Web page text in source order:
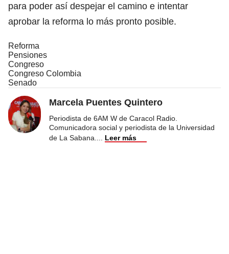
para poder así despejar el camino e intentar
aprobar la reforma lo más pronto posible.
Reforma
Pensiones
Congreso
Congreso Colombia
Senado
Marcela Puentes Quintero
Periodista de 6AM W de Caracol Radio.
Comunicadora social y periodista de la Universidad
de La Sabana.
Leer más